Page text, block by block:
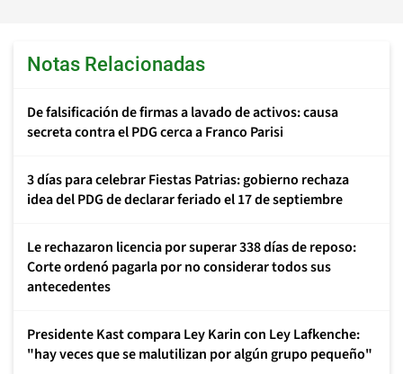
Notas Relacionadas
De falsificación de firmas a lavado de activos: causa
secreta contra el PDG cerca a Franco Parisi
3 días para celebrar Fiestas Patrias: gobierno rechaza
idea del PDG de declarar feriado el 17 de septiembre
Le rechazaron licencia por superar 338 días de reposo:
Corte ordenó pagarla por no considerar todos sus
antecedentes
Presidente Kast compara Ley Karin con Ley Lafkenche:
"hay veces que se malutilizan por algún grupo pequeño"